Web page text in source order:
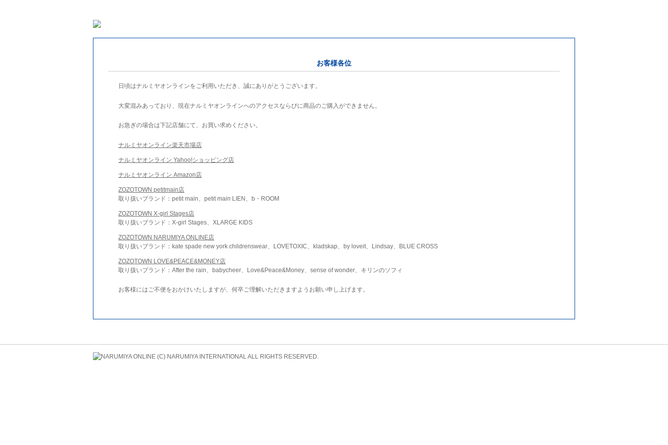
お客様各位
日頃はナルミヤオンラインをご利用いただき、誠にありがとうございます。
大変混みあっており、現在ナルミヤオンラインへのアクセスならびに商品のご購入ができません。
お急ぎの場合は下記店舗にて、お買い求めください。
ナルミヤオンライン楽天市場店
ナルミヤオンライン Yahoo!ショッピング店
ナルミヤオンライン Amazon店
ZOZOTOWN petitmain店
取り扱いブランド：petit main、petit main LIEN、b・ROOM
ZOZOTOWN X-girl Stages店
取り扱いブランド：X-girl Stages、XLARGE KIDS
ZOZOTOWN NARUMIYA ONLINE店
取り扱いブランド：kate spade new york childrenswear、LOVETOXIC、kladskap、by loveit、Lindsay、BLUE CROSS
ZOZOTOWN LOVE&PEACE&MONEY店
取り扱いブランド：After the rain、babycheer、Love&Peace&Money、sense of wonder、キリンのソフィ
お客様にはご不便をおかけいたしますが、何卒ご理解いただきますようお願い申し上げます。